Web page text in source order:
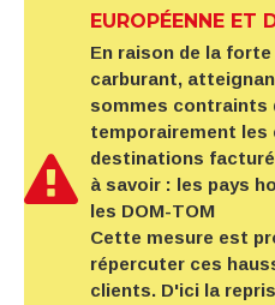
EUROPÉENNE ET
En raison de la
carburant,
sommes contraints
temporairement les
destinations
à savoir : les pays
les DOM-TOM
Cette mesure est
répercuter ces
clients. D'ici la